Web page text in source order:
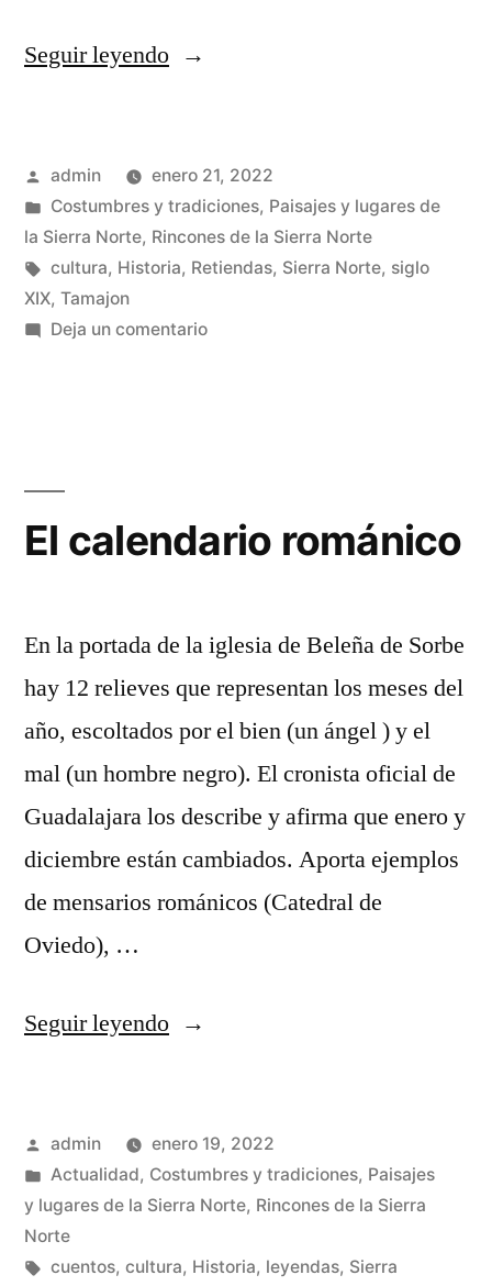
Seguir leyendo«La
Retiendas»
Publicado
por
admin
enero 21, 2022
Publicado
en
Costumbres y tradiciones, Paisajes y lugares de
la Sierra Norte, Rincones de la Sierra Norte
Etiquetas:
cultura, Historia, Retiendas, Sierra Norte, siglo
XIX, Tamajon
Deja un comentarioen
El calendario románico
En la portada de la iglesia de Beleña de Sorbe
hay 12 relieves que representan los meses del
año, escoltados por el bien (un ángel ) y el
mal (un hombre negro). El cronista oficial de
Guadalajara los describe y afirma que enero y
diciembre están cambiados. Aporta ejemplos
de mensarios románicos (Catedral de
Oviedo), …
Seguir leyendo«El
Publicado
por
admin
enero 19, 2022
Publicado
en
Actualidad, Costumbres y tradiciones, Paisajes
y lugares de la Sierra Norte, Rincones de la Sierra
Norte
Etiquetas:
cuentos, cultura, Historia, leyendas, Sierra